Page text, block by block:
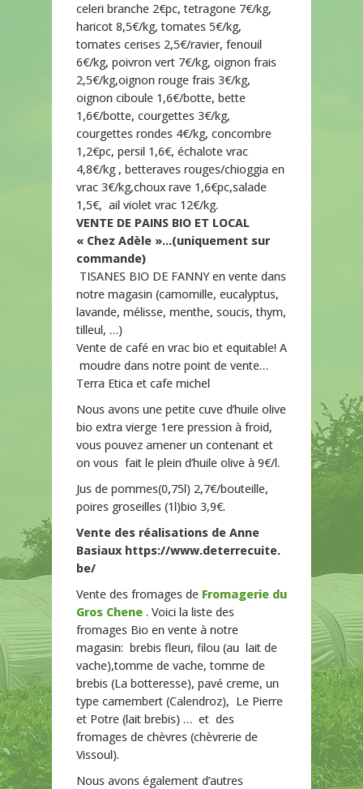
celeri branche 2€pc, tetragone 7€/kg,
haricot 8,5€/kg, tomates 5€/kg,
tomates cerises 2,5€/ravier, fenouil
6€/kg, poivron vert 7€/kg, oignon frais
2,5€/kg,oignon rouge frais 3€/kg,
oignon ciboule 1,6€/botte, bette
1,6€/botte, courgettes 3€/kg,
courgettes rondes 4€/kg, concombre
1,2€pc, persil 1,6€, échalote vrac
4,8€/kg , betteraves rouges/chioggia en
vrac 3€/kg,choux rave 1,6€pc,salade
1,5€, ail violet vrac 12€/kg.
VENTE DE PAINS BIO ET LOCAL
« Chez Adèle »…(uniquement sur
commande)
TISANES BIO DE FANNY en vente dans
notre magasin (camomille, eucalyptus,
lavande, mélisse, menthe, soucis, thym,
tilleul, …)
Vente de café en vrac bio et equitable! A
moudre dans notre point de vente…
Terra Etica et cafe michel
Nous avons une petite cuve d’huile olive
bio extra vierge 1ere pression à froid,
vous pouvez amener un contenant et
on vous fait le plein d’huile olive à 9€/l.
Jus de pommes(0,75l) 2,7€/bouteille,
poires groseilles (1l)bio 3,9€.
Vente des réalisations de Anne
Basiaux https://www.deterrecuite.
be/
Vente des fromages de Fromagerie du
Gros Chene . Voici la liste des
fromages Bio en vente à notre
magasin: brebis fleuri, filou (au lait de
vache),tomme de vache, tomme de
brebis (La botteresse), pavé creme, un
type camembert (Calendroz), Le Pierre
et Potre (lait brebis) … et des
fromages de chèvres (chèvrerie de
Vissoul).
Nous avons également d’autres